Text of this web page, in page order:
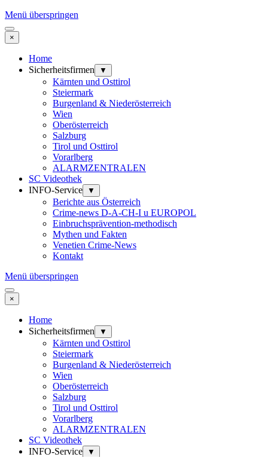
Menü überspringen
×
Home
Sicherheitsfirmen
▼
Kärnten und Osttirol
Steiermark
Burgenland & Niederösterreich
Wien
Oberösterreich
Salzburg
Tirol und Osttirol
Vorarlberg
ALARMZENTRALEN
SC Videothek
INFO-Service
▼
Berichte aus Österreich
Crime-news D-A-CH-I u EUROPOL
Einbruchsprävention-methodisch
Mythen und Fakten
Venetien Crime-News
Kontakt
Menü überspringen
×
Home
Sicherheitsfirmen
▼
Kärnten und Osttirol
Steiermark
Burgenland & Niederösterreich
Wien
Oberösterreich
Salzburg
Tirol und Osttirol
Vorarlberg
ALARMZENTRALEN
SC Videothek
INFO-Service
▼